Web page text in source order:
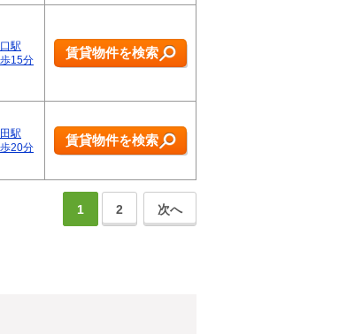
駅
15分
賃貸物件を検索
駅
20分
賃貸物件を検索
1 2 次へ